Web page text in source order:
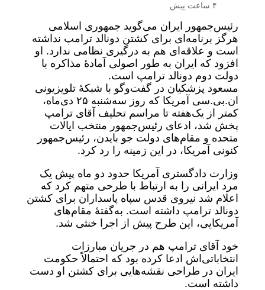
۴ ساعت پیش
رئیس‌جمهور ایران می‌گوید جمهوری اسلامی
هرگز برنامه‌ای برای کشتن دونالد ترامپ نداشته
است و علاقه‌ای هم به درگیری نظامی ندارد. او
افزود که ایران به طور اصولی آمادهٔ مذاکره با
دولت دوم دونالد ترامپ است.
مسعود پزشکیان در گفت‌وگو با شبکۀ تلویزیونی
ان.بی.سی آمریکا که روز سه‌شنبه ۲۵ دی‌ماه،
کمتر از یک‌هفته تا مراسم تحلیف آقای ترامپ
پخش شد، ادعای رئیس‌جمهور منتخب ایالات
متحده و مقام‌های دولت جو بایدن، رئیس‌جمهور
کنونی آمریکا، در این زمینه را رد کرد.
وزارت دادگستری آمریکا حدود دو ماه پیش یک
مرد ایرانی را به ارتباط با طرحی متهم کرد که
اعلام شد نیروی قدس سپاه پاسداران برای کشتن
دونالد ترامپ داشته است. به‌گفتۀ مقام‌های
آمریکایی، این طرح پیش از اجرا خنثی شد.
خود آقای ترامپ هم در جریان مبارزات
انتخاباتی‌اش ادعا کرده‌ بود که احتمالاً حکومت
ایران در طراحی نقشه‌هایی برای کشتن او دست
داشته است.